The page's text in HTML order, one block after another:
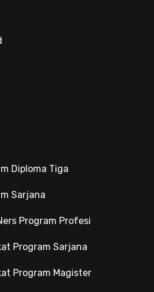
Diploma Tiga
Sarjana
Program Profesi
Program Sarjana
Program Magister